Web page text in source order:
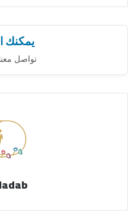
يمكنك
تواصل